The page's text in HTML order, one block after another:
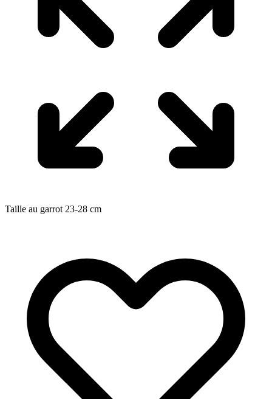
Taille au garrot 23-28 cm